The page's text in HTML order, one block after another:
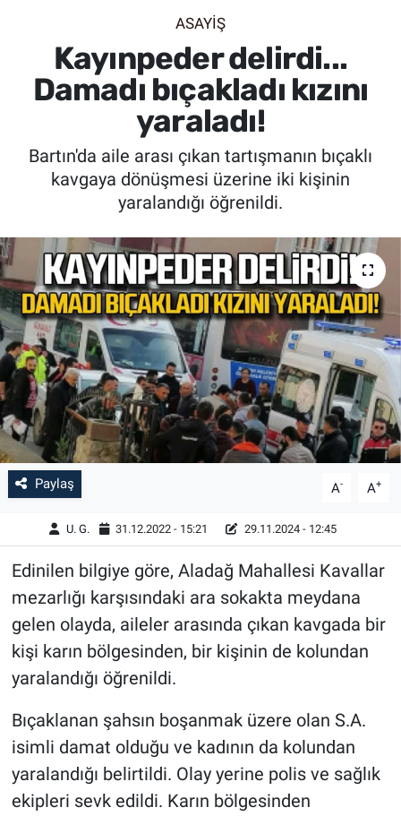
ASAYİŞ
Kayınpeder delirdi...
Damadı bıçakladı kızını
yaraladı!
Bartın'da aile arası çıkan tartışmanın bıçaklı
kavgaya dönüşmesi üzerine iki kişinin
yaralandığı öğrenildi.
Paylaş A- A+
U. G. 31.12.2022 - 15:21 29.11.2024 - 12:45
Edinilen bilgiye göre, Aladağ Mahallesi Kavallar
mezarlığı karşısındaki ara sokakta meydana
gelen olayda, aileler arasında çıkan kavgada bir
kişi karın bölgesinden, bir kişinin de kolundan
yaralandığı öğrenildi.
Bıçaklanan şahsın boşanmak üzere olan S.A.
isimli damat olduğu ve kadının da kolundan
yaralandığı belirtildi. Olay yerine polis ve sağlık
ekipleri sevk edildi. Karın bölgesinden
SPOR